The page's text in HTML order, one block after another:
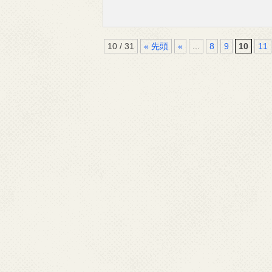
10 / 31 « 先頭 « 8 9 10 11